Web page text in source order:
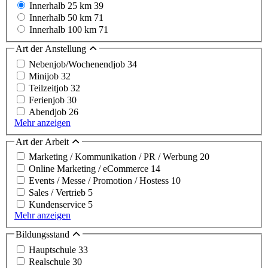
Innerhalb 25 km 39
Innerhalb 50 km 71
Innerhalb 100 km 71
Art der Anstellung
Nebenjob/Wochenendjob 34
Minijob 32
Teilzeitjob 32
Ferienjob 30
Abendjob 26
Mehr anzeigen
Art der Arbeit
Marketing / Kommunikation / PR / Werbung 20
Online Marketing / eCommerce 14
Events / Messe / Promotion / Hostess 10
Sales / Vertrieb 5
Kundenservice 5
Mehr anzeigen
Bildungsstand
Hauptschule 33
Realschule 30